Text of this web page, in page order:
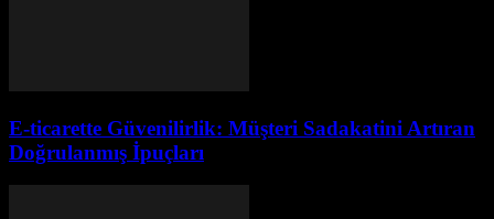
E-ticarette Güvenilirlik: Müşteri Sadakatini Artıran
Doğrulanmış İpuçları